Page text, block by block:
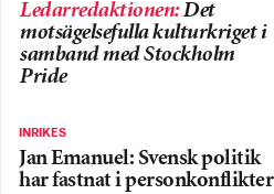
Ledarredaktionen:Det
motsägelsefulla kulturkriget i
samband med Stockholm
Pride
INRIKES
Jan Emanuel: Svensk politik
har fastnat i personkonflikter